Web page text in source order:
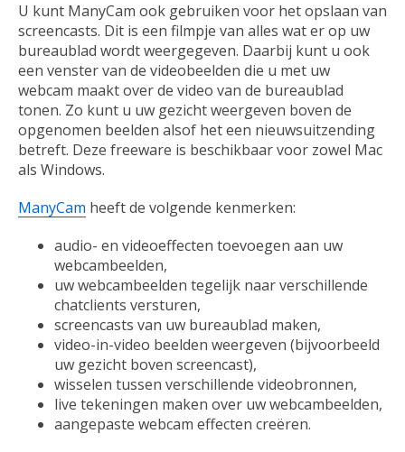
U kunt ManyCam ook gebruiken voor het opslaan van
screencasts. Dit is een filmpje van alles wat er op uw
bureaublad wordt weergegeven. Daarbij kunt u ook
een venster van de videobeelden die u met uw
webcam maakt over de video van de bureaublad
tonen. Zo kunt u uw gezicht weergeven boven de
opgenomen beelden alsof het een nieuwsuitzending
betreft. Deze freeware is beschikbaar voor zowel Mac
als Windows.
ManyCam heeft de volgende kenmerken:
audio- en videoeffecten toevoegen aan uw
webcambeelden,
uw webcambeelden tegelijk naar verschillende
chatclients versturen,
screencasts van uw bureaublad maken,
video-in-video beelden weergeven (bijvoorbeeld
uw gezicht boven screencast),
wisselen tussen verschillende videobronnen,
live tekeningen maken over uw webcambeelden,
aangepaste webcam effecten creëren.